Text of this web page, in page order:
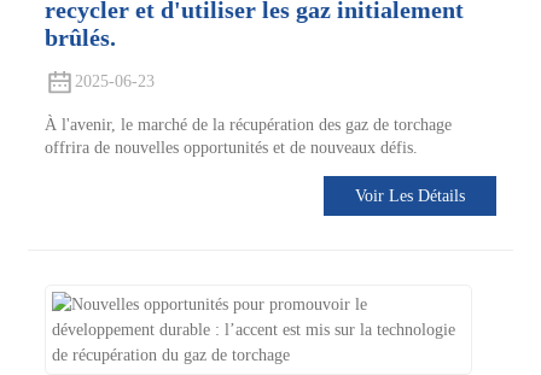
recycler et d'utiliser les gaz initialement
brûlés.
2025-06-23
À l'avenir, le marché de la récupération des gaz de torchage
offrira de nouvelles opportunités et de nouveaux défis.
Voir Les Détails